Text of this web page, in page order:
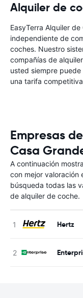
Alquiler de
EasyTerra Alquiler
independiente de
coches. Nuestro
compañías de
usted siempre
una tarifa
Empresas
Casa
A continuación
con mejor valoración
búsqueda todas las
de alquiler de coche.
Hertz